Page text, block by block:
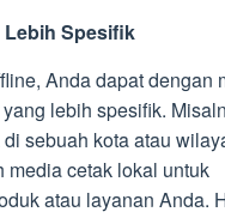
Lebih Spesifik
Anda dapat dengan
lebih spesifik.
sebuah kota atau
media cetak lokal untuk
atau layanan Anda.